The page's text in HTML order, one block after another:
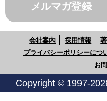
メルマガ登録
会社案内 採用情報
プライバシーポリシーにつ
お
Copyright © 1997-